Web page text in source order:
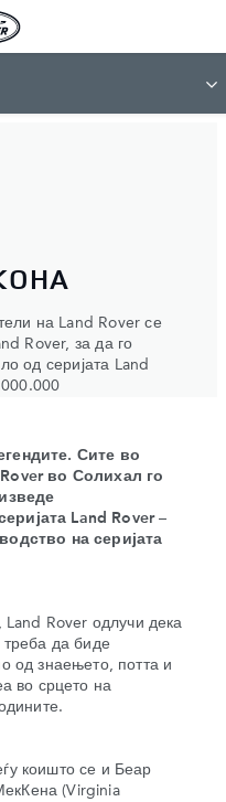
на Land Rover се
Rover, за да го
од серијата Land
Сите во
во Солихал го
Land Rover –
на серијата
Rover одлучи дека
да биде
од знаењето, потта и
во срцето на
коишто се и Беар
(Virginia